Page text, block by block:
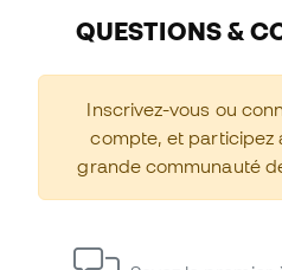
QUESTIONS &
Inscrivez-vous ou
compte, et participez
grande communauté